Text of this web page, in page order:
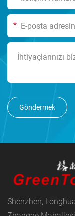
*
Göndermek
Shenzhen,